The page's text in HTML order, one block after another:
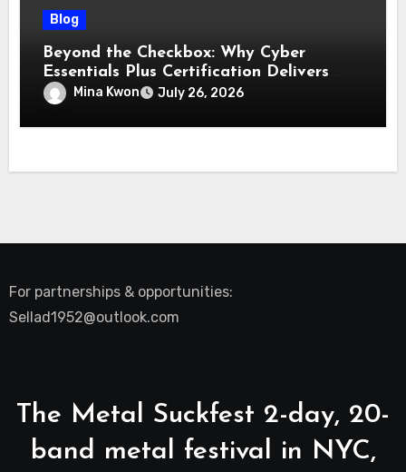
Blog
Beyond the Checkbox: Why Cyber
Essentials Plus Certification Delivers
Real-World Security Confidence
Mina Kwon July 26, 2026
For partnerships & opportunities:
Sellad1952@outlook.com
The Metal Suckfest 2-day, 20-
band metal festival in NYC,